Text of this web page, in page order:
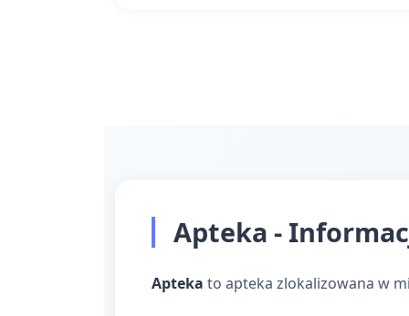
Apteka -
Apteka to apteka zlokalizowana w